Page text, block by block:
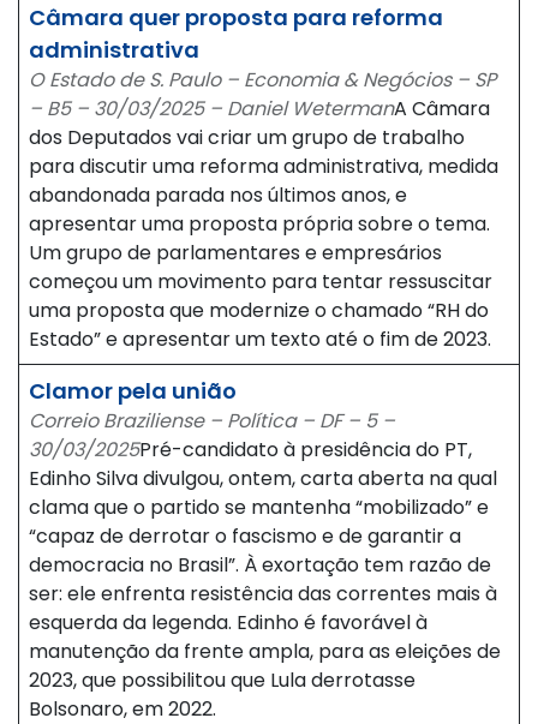
Câmara quer proposta para reforma
administrativa
O Estado de S. Paulo – Economia & Negócios – SP
– B5 – 30/03/2025 – Daniel WetermanA Câmara
dos Deputados vai criar um grupo de trabalho
para discutir uma reforma administrativa, medida
abandonada parada nos últimos anos, e
apresentar uma proposta própria sobre o tema.
Um grupo de parlamentares e empresários
começou um movimento para tentar ressuscitar
uma proposta que modernize o chamado “RH do
Estado” e apresentar um texto até o fim de 2023.
Clamor pela união
Correio Braziliense – Política – DF – 5 –
30/03/2025Pré-candidato à presidência do PT,
Edinho Silva divulgou, ontem, carta aberta na qual
clama que o partido se mantenha “mobilizado” e
“capaz de derrotar o fascismo e de garantir a
democracia no Brasil”. À exortação tem razão de
ser: ele enfrenta resistência das correntes mais à
esquerda da legenda. Edinho é favorável à
manutenção da frente ampla, para as eleições de
2023, que possibilitou que Lula derrotasse
Bolsonaro, em 2022.